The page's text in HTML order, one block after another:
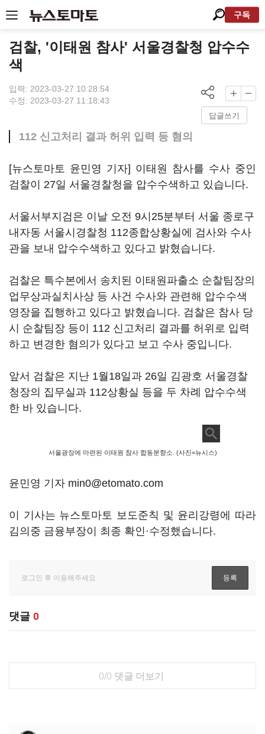
구독
검찰, '이태원 참사' 서울경찰청 압수수
색
입력: 2023-03-27 10:28:54
수정: 2023-03-27 11:18:43
답글쓰기
112 신고처리 결과 허위 입력 등 혐의
[뉴스토마토 윤민영 기자] 이태원 참사를 수사 중인
검찰이 27일 서울경찰청을 압수수색하고 있습니다.
서울서부지검은 이날 오전 9시25분부터 서울 종로구
내자동 서울시경찰청 112종합상황실에 검사와 수사
관을 보내 압수수색하고 있다고 밝혔습니다.
검찰은 특수본에서 송치된 이태원파출소 순찰팀장의
업무상과실치사상 등 사건 수사와 관련해 압수수색
영장을 집행하고 있다고 밝혔습니다. 검찰은 참사 당
시 순찰팀장 등이 112 신고처리 결과를 허위로 입력
하고 변경한 혐의가 있다고 보고 수사 중입니다.
앞서 검찰은 지난 1월18일과 26일 김광호 서울경찰
청장의 집무실과 112상황실 등을 두 차례 압수수색
한 바 있습니다.
서울광장에 마련된 이태원 참사 합동분향소. (사진=뉴시스)
윤민영 기자 min0@etomato.com
이 기사는 뉴스토마토 보도준칙 및 윤리강령에 따라
김의중 금융부장이 최종 확인·수정했습니다.
댓글 0
0/0 댓글 더보기